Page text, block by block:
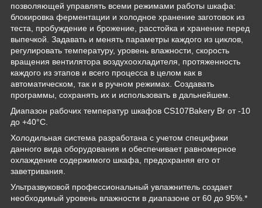
позволяющей управлять всеми режимами работы шкафа:
блокировка ферментации и холодное хранение заготовок из
теста, пробуждение и брожение, расстойка и хранение перед
выпечкой. Задавать и менять параметры каждого из циклов,
регулировать температуру, уровень влажности, скорость
вращения вентилятора воздухоохладителя, протяженность
каждого из этапов и всего процесса в целом как в
автоматическом, так и в ручном режимах. Создавать
программы, сохранять их и использовать в дальнейшем.
Диапазон рабочих температур шкафов CS107Bakery Br от -10
до +40°С.
Холодильная система разработана с учетом специфики
данного вида оборудования и обеспечивает равномерное
охлаждение содержимого шкафа, предохраняя его от
заветривания.
Ультразвуковой профессиональный увлажнитель создает
необходимый уровень влажности в диапазоне от 60 до 95%.*